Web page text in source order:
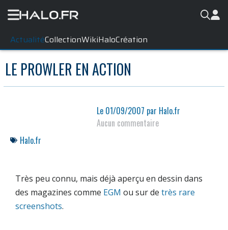
ActualitéCollectionWikiHaloCréation
LE PROWLER EN ACTION
Le 01/09/2007 par Halo.fr
Aucun commentaire
Halo.fr
Très peu connu, mais déjà aperçu en dessin dans
des magazines comme EGM ou sur de très rare
screenshots.